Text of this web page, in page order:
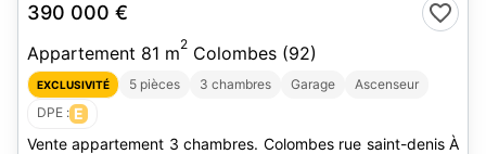
390 000 €
Appartement 81 m2 Colombes (92)
EXCLUSIVITÉ 5 pièces 3 chambres Garage
Ascenseur
DPE : E
Vente appartement 3 chambres. Colombes rue saint-denis À